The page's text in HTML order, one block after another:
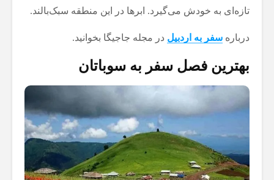
تازه‌ای به خودش می‌گیرد. ابرها در این منطقه سبک‌بالند.
درباره سفر به اردبیل در مجله جاجیگا بخوانید.
بهترین فصل سفر به سوباتان